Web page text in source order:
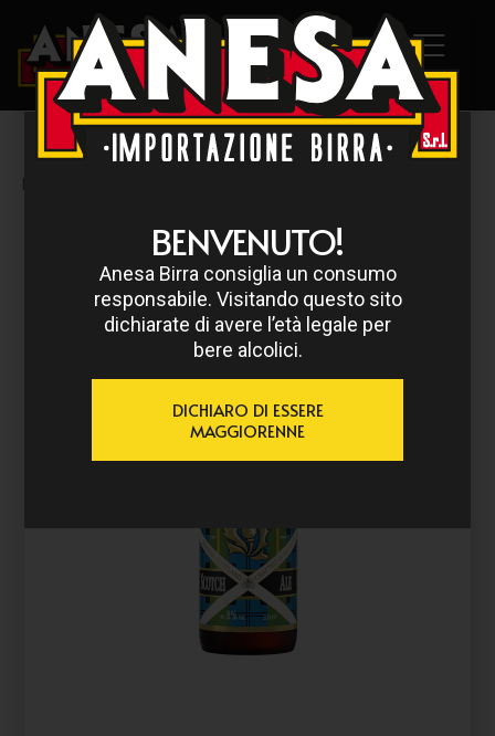
BENVENUTO!
Anesa Birra consiglia un consumo
responsabile. Visitando questo sito
dichiarate di avere l’età legale per
bere alcolici.
DICHIARO DI ESSERE
MAGGIORENNE